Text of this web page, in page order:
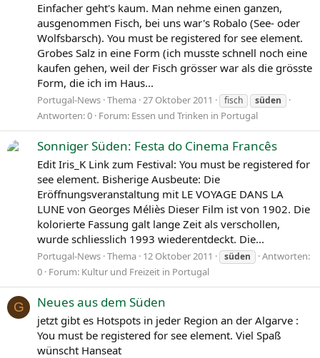
Einfacher geht's kaum. Man nehme einen ganzen,
ausgenommen Fisch, bei uns war's Robalo (See- oder
Wolfsbarsch). You must be registered for see element.
Grobes Salz in eine Form (ich musste schnell noch eine
kaufen gehen, weil der Fisch grösser war als die grösste
Form, die ich im Haus...
Portugal-News Thema 27 Oktober 2011 fisch süden
Antworten: 0 Forum: Essen und Trinken in Portugal
Sonniger Süden: Festa do Cinema Francês
Edit Iris_K Link zum Festival: You must be registered for
see element. Bisherige Ausbeute: Die
Eröffnungsveranstaltung mit LE VOYAGE DANS LA
LUNE von Georges Méliès Dieser Film ist von 1902. Die
kolorierte Fassung galt lange Zeit als verschollen,
wurde schliesslich 1993 wiederentdeckt. Die...
Portugal-News Thema 12 Oktober 2011 süden
Antworten:
0 Forum: Kultur und Freizeit in Portugal
G Neues aus dem Süden
jetzt gibt es Hotspots in jeder Region an der Algarve :
You must be registered for see element. Viel Spaß
wünscht Hanseat